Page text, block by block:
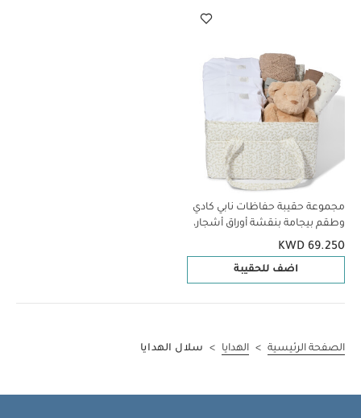
مجموعة حقيبة حفاظات نابي كادي
وطقم بيجامة بنقشة أوراق أشجار،
5 قطع
KWD 69.250
اضف للحقيبة
الصفحة الرئيسية > الهدايا > سلال الهدايا